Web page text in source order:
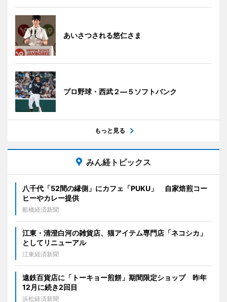
あいさつされる悠仁さま
プロ野球・西武２―５ソフトバンク
もっと見る
みん経トピックス
八千代「52間の縁側」にカフェ「PUKU」 自家焙煎コー
ヒーやカレー提供
船橋経済新聞
江東・清澄白河の雑貨店、猫アイテム専門店「ネコシカ」
としてリニューアル
江東経済新聞
遠鉄百貨店に「トーキョー煎餅」期間限定ショップ 昨年
12月に続き2回目
浜松経済新聞